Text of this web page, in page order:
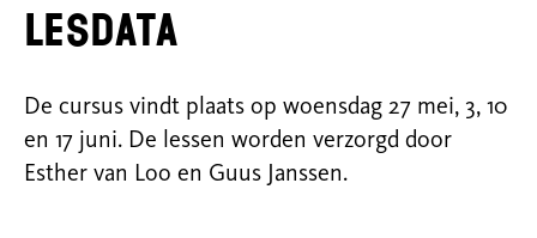
Lesdata
De cursus vindt plaats op woensdag 27 mei, 3, 10
en 17 juni. De lessen worden verzorgd door
Esther van Loo en Guus Janssen.